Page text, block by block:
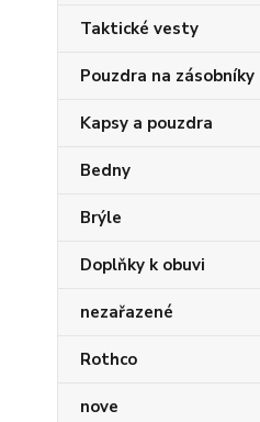
Taktické vesty
Pouzdra na zásobníky
Kapsy a pouzdra
Bedny
Brýle
Doplňky k obuvi
nezařazené
Rothco
nove